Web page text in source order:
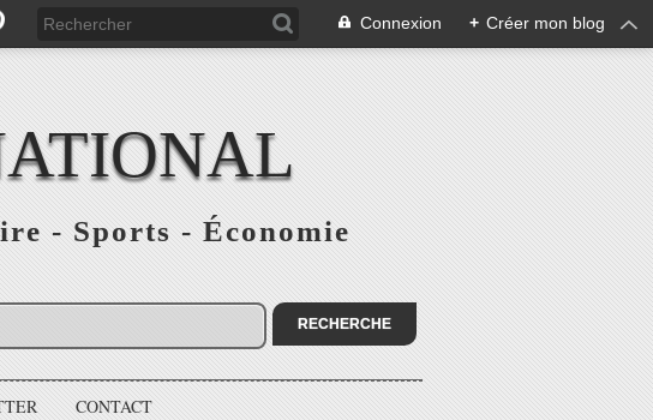
Connexion + Créer mon blog
- Sports - Économie
CONTACT